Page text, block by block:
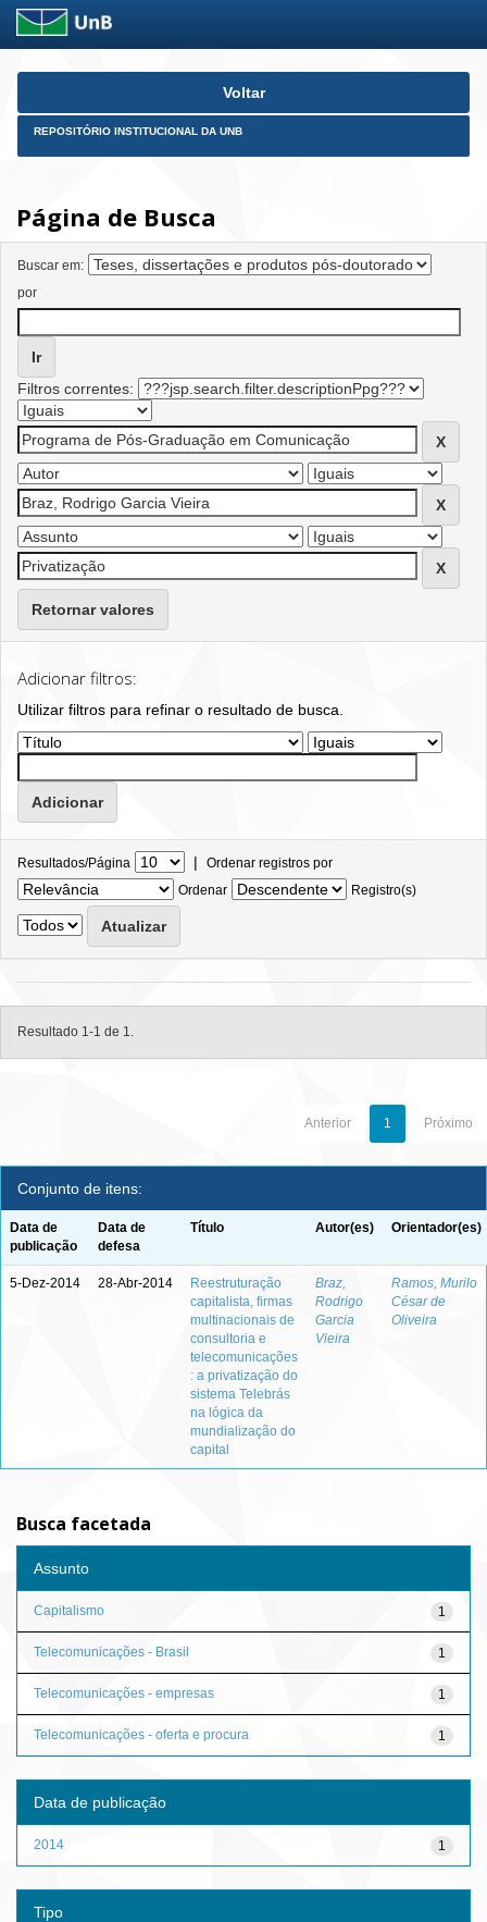
Skip
Voltar
REPOSITÓRIO INSTITUCIONAL DA UNB
Página de Busca
Buscar em:
por
Filtros correntes:
Retornar valores
Adicionar filtros:
Utilizar filtros para refinar o resultado de busca.
Resultados/Página | Ordenar registros por
Ordenar
Registro(s)
Resultado 1-1 de 1.
Anterior 1 Próximo
Conjunto de itens:
Data de
publicação
Data de
defesa
Título Autor(es) Orientador(es)
5-Dez-2014 28-Abr-2014
Reestruturação
capitalista, firmas
multinacionais de
consultoria e
telecomunicações
: a privatização do
sistema Telebrás
na lógica da
mundialização do
capital
Braz,
Rodrigo
Garcia
Vieira
Ramos, Murilo
César de
Oliveira
Busca facetada
Assunto
1
Capitalismo
1
Telecomunicações - Brasil
1
Telecomunicações - empresas
1
Telecomunicações - oferta e procura
Data de publicação
1
2014
Tipo